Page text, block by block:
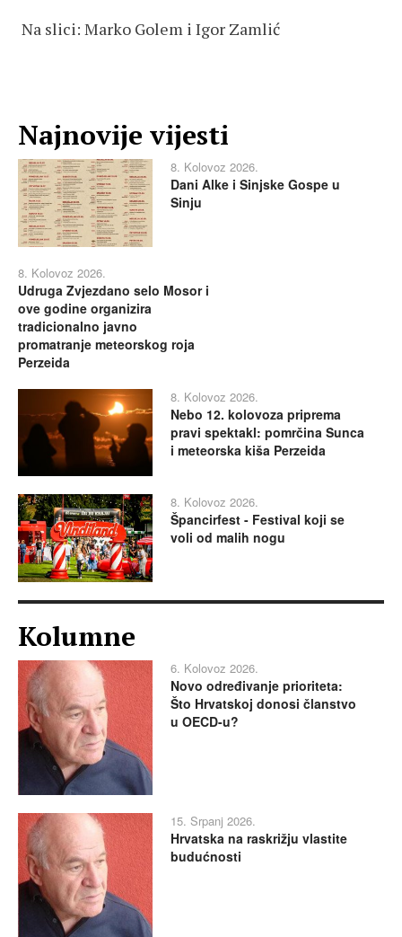
Na slici: Marko Golem i Igor Zamlić
Najnovije vijesti
8. Kolovoz 2026.
Dani Alke i Sinjske Gospe u
Sinju
8. Kolovoz 2026.
Udruga Zvjezdano selo Mosor i
ove godine organizira
tradicionalno javno
promatranje meteorskog roja
Perzeida
8. Kolovoz 2026.
Nebo 12. kolovoza priprema
pravi spektakl: pomrčina Sunca
i meteorska kiša Perzeida
8. Kolovoz 2026.
Špancirfest - Festival koji se
voli od malih nogu
Kolumne
6. Kolovoz 2026.
Novo određivanje prioriteta:
Što Hrvatskoj donosi članstvo
u OECD-u?
15. Srpanj 2026.
Hrvatska na raskrižju vlastite
budućnosti